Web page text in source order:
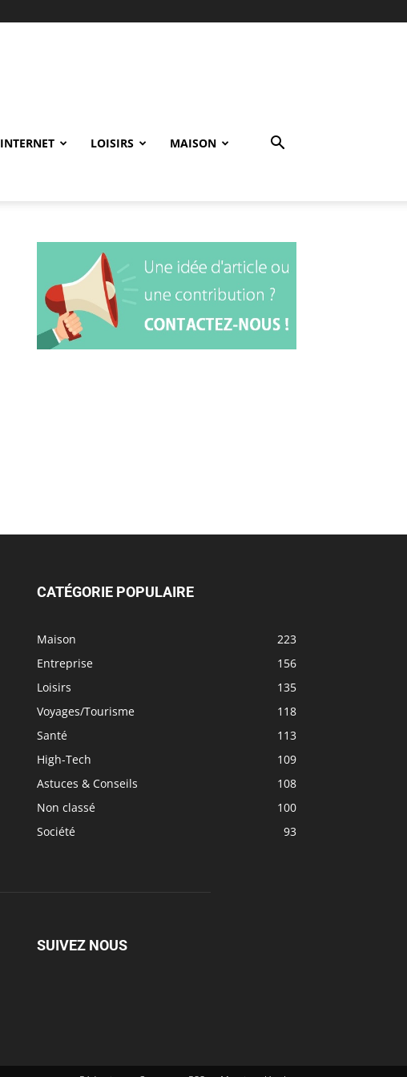
INTERNET LOISIRS MAISON
CATÉGORIE POPULAIRE
Maison
223
Entreprise
156
Loisirs
135
Voyages/Tourisme
118
Santé
113
High-Tech
109
Astuces & Conseils
108
Non classé
100
Société
93
SUIVEZ NOUS